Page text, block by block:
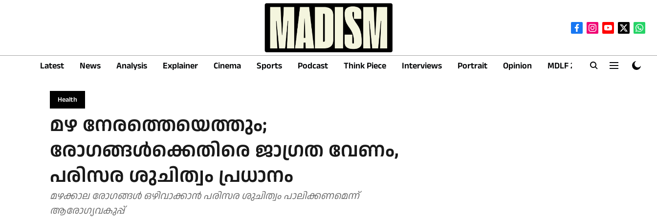
Latest News Analysis Explainer Cinema Sports Podcast Think Piece Interviews Portrait Opinion MDLF 2026
Health
മഴ നേരത്തെയെത്തും;
രോഗങ്ങൾക്കെതിരെ ജാഗ്രത വേണം,
പരിസര ശുചിത്വം പ്രധാനം
മഴക്കാല രോഗങ്ങൾ ഒഴിവാക്കാൻ പരിസര ശുചിത്വം പാലിക്കണമെന്ന്
ആരോഗ്യവകുപ്പ്